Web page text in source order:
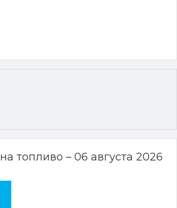
топливо – 06 августа 2026